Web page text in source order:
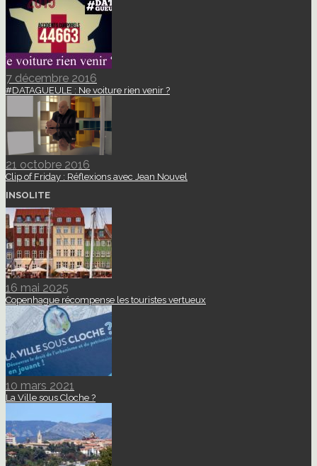
7 décembre 2016
#DATAGUEULE : Ne voiture rien venir ?
21 octobre 2016
Clip of Friday : Réflexions avec Jean Nouvel
INSOLITE
16 mai 2025
Copenhague récompense les touristes vertueux
10 mars 2021
La Ville sous Cloche ?